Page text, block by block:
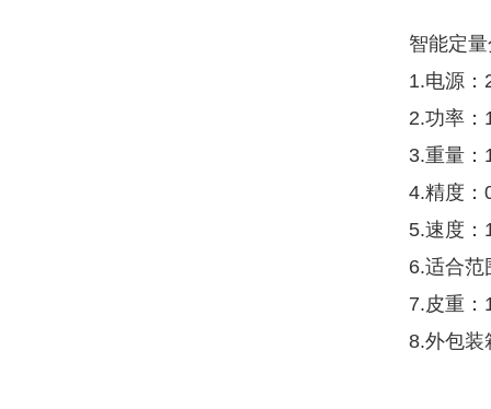
智能定
1.电源：
2.功率：
3.重量：
4.精度：
5.速度：
6.适合范
7.皮重：
8.外包装